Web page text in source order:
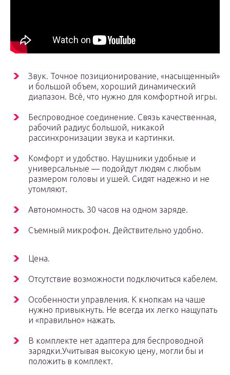
Звук. Точное позиционирование, «насыщенный»
и большой объем, хороший динамический
диапазон. Всё, что нужно для комфортной игры.
Беспроводное соединение. Связь качественная,
рабочий радиус большой, никакой
рассинхронизации звука и картинки.
Комфорт и удобство. Наушники удобные и
универсальные — подойдут людям с любым
размером головы и ушей. Сидят надежно и не
утомляют.
Автономность. 30 часов на одном заряде.
Съемный микрофон. Действительно удобно.
Цена.
Отсутствие возможности подключиться кабелем.
Особенности управления. К кнопкам на чаше
нужно привыкнуть. Не всегда их легко нащупать
и «правильно» нажать.
В комплекте нет адаптера для беспроводной
зарядки.Учитывая высокую цену, могли бы и
положить в комплект.